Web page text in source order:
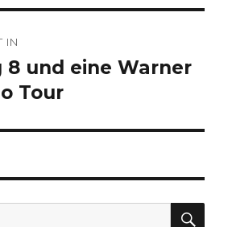
IN
8 und eine Warner
Tour